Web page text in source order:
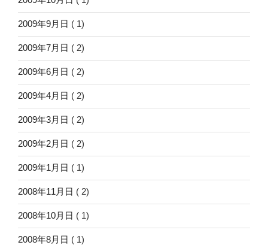
2009年9月日 ( 1)
2009年7月日 ( 2)
2009年6月日 ( 2)
2009年4月日 ( 2)
2009年3月日 ( 2)
2009年2月日 ( 2)
2009年1月日 ( 1)
2008年11月日 ( 2)
2008年10月日 ( 1)
2008年8月日 ( 1)